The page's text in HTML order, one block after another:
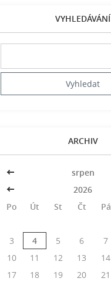
VYHLEDÁVÁNÍ
ARCHIV
<< srpen
<<
2026
Po
Út St Čt Pá
3
4 5 6 7
10
11 12 13 14
17
18 19 20 21